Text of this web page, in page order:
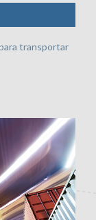
transportar